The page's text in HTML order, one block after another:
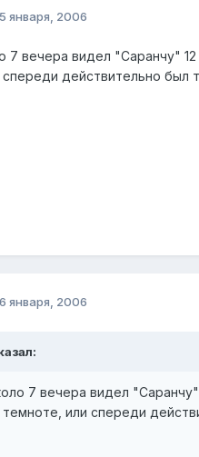
января, 2006
7 вечера видел "Саранчу"
действительно был
января, 2006
7 вечера видел
темноте, или спереди